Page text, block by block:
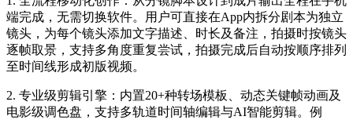
端完成，无需切换软件。用户可直接在App内拆分剧本为独立
镜头，为每个镜头添加文字描述、时长及备注，拍摄时按镜头
逐帧取景，支持多角度重复尝试，拍摄完成后自动按顺序排列
至时间线形成初版视频。
2. 专业级剪辑引擎：内置20+种转场模板、动态关键帧动画及
电影级调色盘，支持多轨道时间轴编辑与AI智能剪辑。例